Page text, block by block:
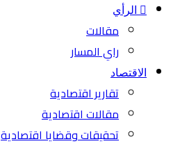
الرأي
مقالات
راي المسار
الاقتصاد
تقارير اقتصادية
مقالات اقتصادية
تحقيقات وقضايا اقتصادية